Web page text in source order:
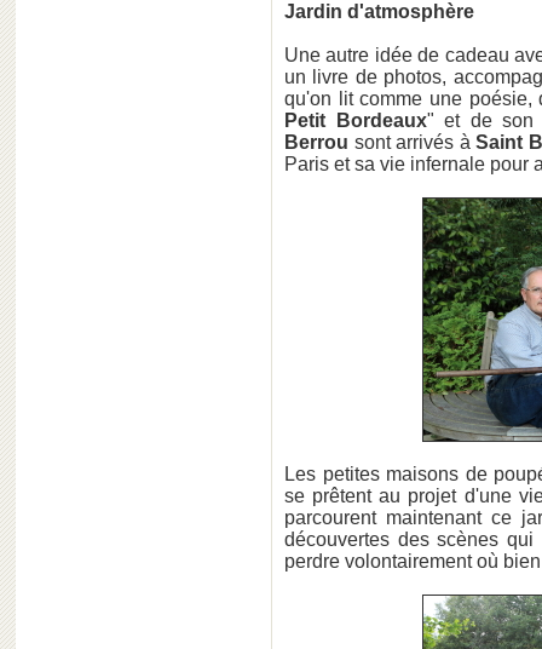
Jardin d'atmosphère
Une autre idée de cadeau
un livre de photos,
qu'on lit comme une poésie,
Petit Bordeaux" et de son
Berrou sont arrivés àSaint
Paris et sa vie infernale pour
Les petites maisons de
se prêtent au projet d'une
parcourent maintenant ce
découvertes des scènes
perdre volontairement où